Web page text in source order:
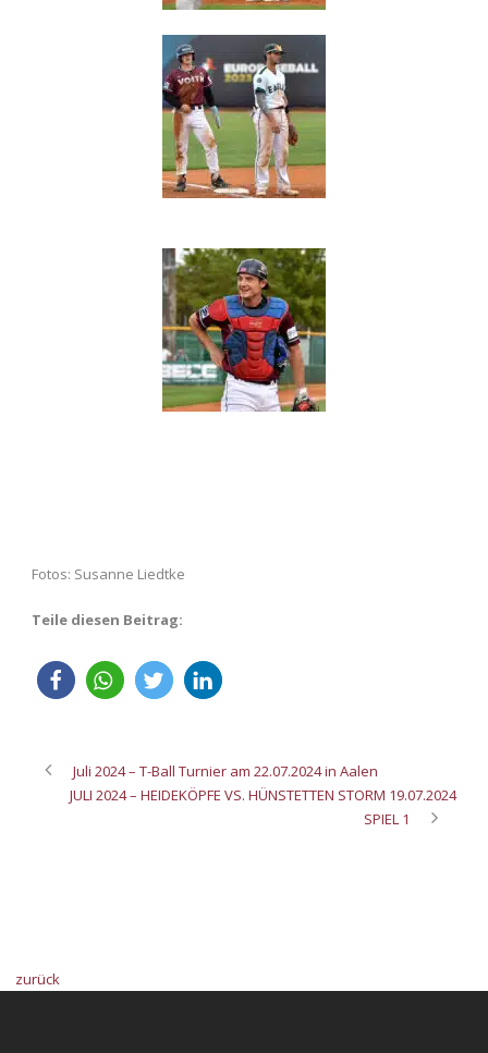
Fotos: Susanne Liedtke
Teile diesen Beitrag:
Juli 2024 – T-Ball Turnier am 22.07.2024 in Aalen
JULI 2024 – HEIDEKÖPFE VS. HÜNSTETTEN STORM 19.07.2024
SPIEL 1
zurück